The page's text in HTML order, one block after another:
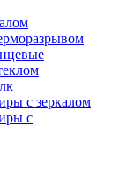
с зеркалом
с